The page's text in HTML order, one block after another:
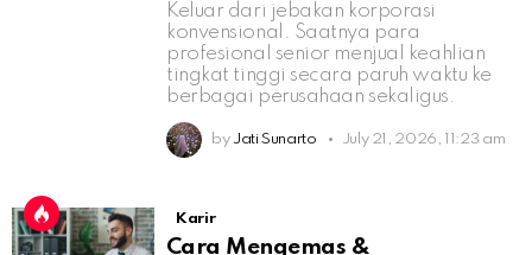
Keluar dari jebakan korporasi
konvensional. Saatnya para
profesional senior menjual keahlian
tingkat tinggi secara paruh waktu ke
berbagai perusahaan sekaligus.
by Jati Sunarto July 21, 2026, 11:23 am
Karir
Cara Mengemas &